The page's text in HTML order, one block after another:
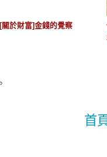
[關於財富]金錢的覺察
首